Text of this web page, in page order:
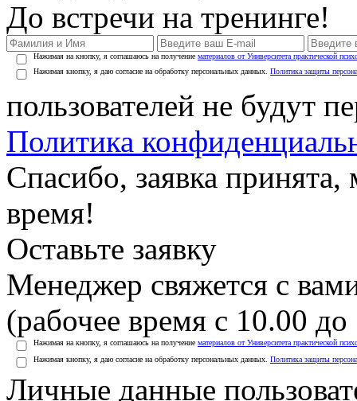
До встречи на тренинге!
Нажимая на кнопку, я соглашаюсь на получение материалов от Университета практической
Нажимая кнопку, я даю согласие на обработку персональных данных. Политика защиты
пользователей не будут
Политика
Спасибо, заявка
время!
Оставьте заявку
Менеджер свяжется с
(рабочее время с 10.00
Нажимая на кнопку, я соглашаюсь на получение материалов от Университета практической
Нажимая кнопку, я даю согласие на обработку персональных данных. Политика защиты
Личные данные